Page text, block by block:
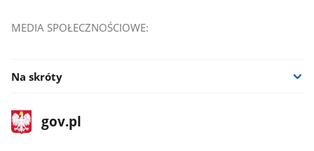
MEDIA SPOŁECZNOŚCIOWE:
Na skróty
stopka
gov.plStrona
gov.pl